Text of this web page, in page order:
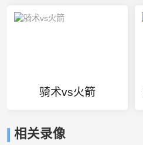
骑术vs火箭
相关录像